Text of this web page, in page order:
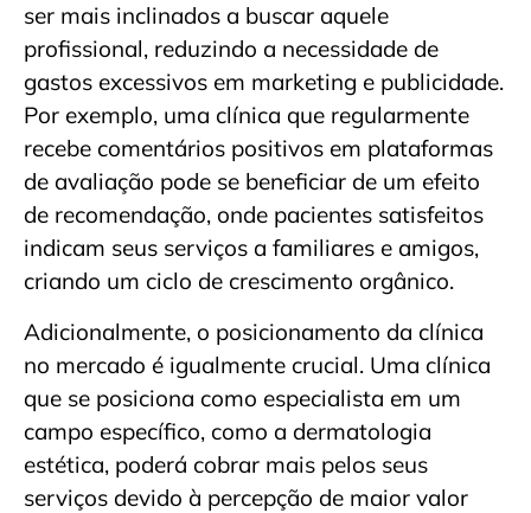
ser mais inclinados a buscar aquele
profissional, reduzindo a necessidade de
gastos excessivos em marketing e publicidade.
Por exemplo, uma clínica que regularmente
recebe comentários positivos em plataformas
de avaliação pode se beneficiar de um efeito
de recomendação, onde pacientes satisfeitos
indicam seus serviços a familiares e amigos,
criando um ciclo de crescimento orgânico.
Adicionalmente, o posicionamento da clínica
no mercado é igualmente crucial. Uma clínica
que se posiciona como especialista em um
campo específico, como a dermatologia
estética, poderá cobrar mais pelos seus
serviços devido à percepção de maior valor